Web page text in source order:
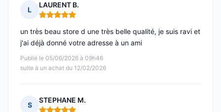
L
LAURENT B.
Note : 5 sur 5
Publié le 05/06/2026 à 09h46
suite à un achat du 12/02/2026
un très beau store d une très belle qualité, je suis ravi et
j'ai déjà donné votre adresse à un ami
S
STEPHANE M.